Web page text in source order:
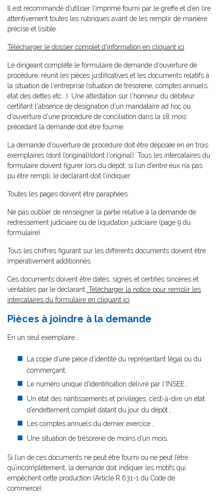
Il est recommandé d’utiliser l’imprimé fourni par le greffe et d’en lire
attentivement toutes les rubriques avant de les remplir de manière
précise et lisible.
Télécharger le dossier complet d'information en cliquant ici
Le dirigeant complète le formulaire de demande d'ouverture de
procédure, réunit les pièces justificatives et les documents relatifs à
la situation de l'entreprise (situation de trésorerie, comptes annuels,
état des dettes etc...). Une attestation sur l'honneur du débiteur
certifiant l'absence de désignation d'un mandataire ad hoc ou
d'ouverture d'une procédure de conciliation dans la 18 mois
précédant la demande doit être fournie.
La demande d'ouverture de procédure doit être déposée en en trois
exemplaires (dont l’original)(dont l'original). Tous les intercalaires du
formulaire doivent figurer lors du dépôt; si l’un d’entre eux n’a pas
pu être rempli, le déclarant doit l’indiquer.
Toutes les pages doivent être paraphées.
Ne pas oublier de renseigner la partie relative à la demande de
redressement judiciaire ou de liquidation judiciaire (page 9 du
formulaire).
Tous les chiffres figurant sur les différents documents doivent être
impérativement additionnés.
Ces documents doivent être datés, signés et certifiés sincères et
véritables par le déclarant. Télécharger la notice pour remplir les
intercalaires du formulaire en cliquant ici
Pièces à joindre à la demande
En un seul exemplaire :
La copie d’une pièce d’identité du représentant légal ou du
commerçant;
Le numéro unique d'identification délivré par l'INSEE ;
Un état des nantissements et privilèges, c’est-à-dire un état
d’endettement complet datant du jour du dépôt ;
Les comptes annuels du dernier exercice ;
Une situation de trésorerie de moins d’un mois.
Si l’un de ces documents ne peut être fourni ou ne peut l’être
qu’incomplètement, la demande doit indiquer les motifs qui
empêchent cette production (Article R.631-1 du Code de
commerce).